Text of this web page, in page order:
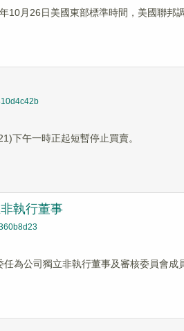
10月26日美國東部標準時間，美國聯邦
下午一時正起短暫停止買賣。
執行董事
為公司獨立非執行董事及審核委員會成